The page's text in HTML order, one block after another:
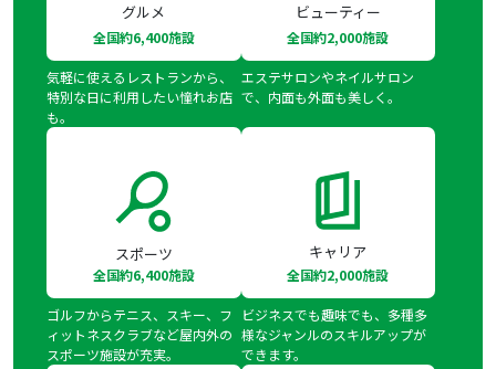
グルメ
全国約6,400施設
気軽に使えるレストランから、
特別な日に利用したい憧れお店
も。
ビューティー
全国約2,000施設
エステサロンやネイルサロン
で、内面も外面も美しく。
スポーツ
全国約6,400施設
ゴルフからテニス、スキー、フ
ィットネスクラブなど屋内外の
スポーツ施設が充実。
キャリア
全国約2,000施設
ビジネスでも趣味でも、多種多
様なジャンルのスキルアップが
できます。